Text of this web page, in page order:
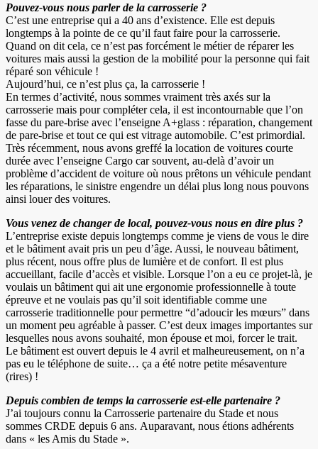
Pouvez-vous nous parler de la carrosserie ?
C’est une entreprise qui a 40 ans d’existence. Elle est depuis
longtemps à la pointe de ce qu’il faut faire pour la carrosserie.
Quand on dit cela, ce n’est pas forcément le métier de réparer les
voitures mais aussi la gestion de la mobilité pour la personne qui fait
réparé son véhicule !
Aujourd’hui, ce n’est plus ça, la carrosserie !
En termes d’activité, nous sommes vraiment très axés sur la
carrosserie mais pour compléter cela, il est incontournable que l’on
fasse du pare-brise avec l’enseigne A+glass : réparation, changement
de pare-brise et tout ce qui est vitrage automobile. C’est primordial.
Très récemment, nous avons greffé la location de voitures courte
durée avec l’enseigne Cargo car souvent, au-delà d’avoir un
problème d’accident de voiture où nous prêtons un véhicule pendant
les réparations, le sinistre engendre un délai plus long nous pouvons
ainsi louer des voitures.
Vous venez de changer de local, pouvez-vous nous en dire plus ?
L’entreprise existe depuis longtemps comme je viens de vous le dire
et le bâtiment avait pris un peu d’âge. Aussi, le nouveau bâtiment,
plus récent, nous offre plus de lumière et de confort. Il est plus
accueillant, facile d’accès et visible. Lorsque l’on a eu ce projet-là, je
voulais un bâtiment qui ait une ergonomie professionnelle à toute
épreuve et ne voulais pas qu’il soit identifiable comme une
carrosserie traditionnelle pour permettre “d’adoucir les mœurs” dans
un moment peu agréable à passer. C’est deux images importantes sur
lesquelles nous avons souhaité, mon épouse et moi, forcer le trait.
Le bâtiment est ouvert depuis le 4 avril et malheureusement, on n’a
pas eu le téléphone de suite… ça a été notre petite mésaventure
(rires) !
Depuis combien de temps la carrosserie est-elle partenaire ?
J’ai toujours connu la Carrosserie partenaire du Stade et nous
sommes CRDE depuis 6 ans. Auparavant, nous étions adhérents
dans « les Amis du Stade ».